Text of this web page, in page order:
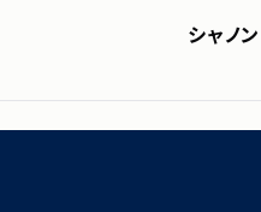
シャノ
IRライブラリ
FAQ
シャノンのブログ
【シャノン活用